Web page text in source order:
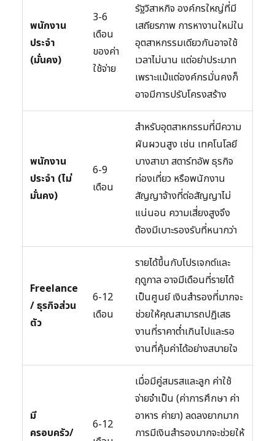
พนักงาน
ประจำ
(มั่นคง)
3-6
เดือน
ของค่า
ใช้จ่าย
รัฐวิสาหกิจ องค์กรใหญ่ที่มี
เสถียรภาพ การหางานใหม่ใน
อุตสาหกรรมเดียวกันอาจใช้
เวลาไม่นาน แต่อย่าประมาท
เพราะแม้แต่องค์กรมั่นคงก็
อาจมีการปรับโครงสร้าง
พนักงาน
ประจำ (ไม่
มั่นคง)
6-9
เดือน
สำหรับอุตสาหกรรมที่มีความ
ผันผวนสูง เช่น เทคโนโลยี
บางสาขา สตาร์ทอัพ ธุรกิจ
ท่องเที่ยว หรือพนักงาน
สัญญาจ้างที่ต่อสัญญาไม่
แน่นอน ความเสี่ยงสูงจึง
ต้องมีเบาะรองรับที่หนากว่า
Freelance
/ ธุรกิจส่วน
ตัว
6-12
เดือน
รายได้ขึ้นกับโปรเจกต์และ
ฤดูกาล อาจมีเดือนที่รายได้
เป็นศูนย์ เงินสำรองที่มากจะ
ช่วยให้คุณสามารถปฏิเสธ
งานที่ราคาต่ำเกินไปและรอ
งานที่คุ้มค่าได้อย่างสบายใจ
มี
ครอบครัว/
6-12
เมื่อมีคู่สมรสและลูก ค่าใช้
จ่ายจำเป็น (ค่าการศึกษา ค่า
อาหาร ค่ายา) ลดลงยากมาก
การมีเงินสำรองมากจะช่วยให้